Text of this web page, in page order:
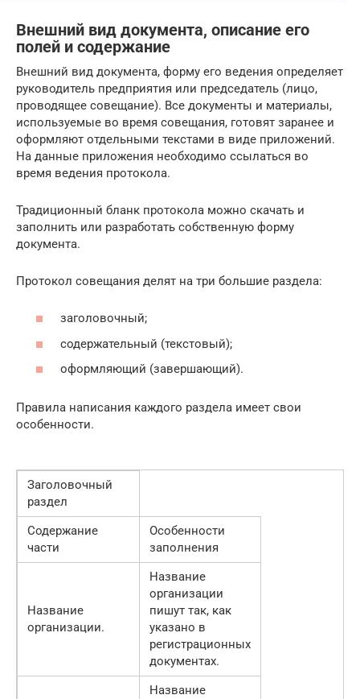
Внешний вид документа, описание его
полей и содержание
Внешний вид документа, форму его ведения определяет
руководитель предприятия или председатель (лицо,
проводящее совещание). Все документы и материалы,
используемые во время совещания, готовят заранее и
оформляют отдельными текстами в виде приложений.
На данные приложения необходимо ссылаться во
время ведения протокола.
Традиционный бланк протокола можно скачать и
заполнить или разработать собственную форму
документа.
Протокол совещания делят на три большие раздела:
заголовочный;
содержательный (текстовый);
оформляющий (завершающий).
Правила написания каждого раздела имеет свои
особенности.
Заголовочный
раздел
Содержание
части
Особенности
заполнения
Название
организации.
Название
организации
пишут так, как
указано в
регистрационных
документах.
Название